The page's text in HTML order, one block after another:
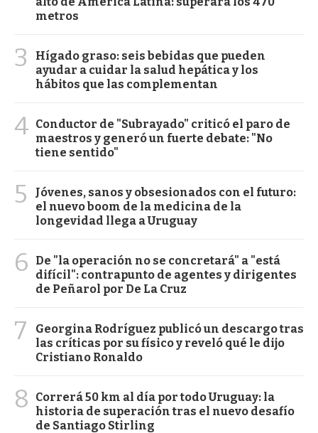
metros
3
Hígado graso: seis bebidas que pueden
ayudar a cuidar la salud hepática y los
hábitos que las complementan
4 Conductor de "Subrayado" criticó el paro de
maestros y generó un fuerte debate: "No
tiene sentido"
5
Jóvenes, sanos y obsesionados con el futuro:
el nuevo boom de la medicina de la
longevidad llega a Uruguay
6
De "la operación no se concretará" a "está
difícil": contrapunto de agentes y dirigentes
de Peñarol por De La Cruz
7
Georgina Rodríguez publicó un descargo tras
las críticas por su físico y reveló qué le dijo
Cristiano Ronaldo
8
Correrá 50 km al día por todo Uruguay: la
historia de superación tras el nuevo desafío
de Santiago Stirling